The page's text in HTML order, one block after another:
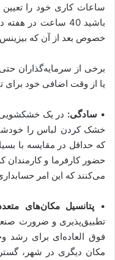
ساعات کاری خود را
باشید 40 ساعت در
خصوص بعد از آن که بیزینس
برخی از سرمایه‌گذاران
یا از وقت اضافی خود
• سادگی: در یک
خشک کردن لباس را
که حداقل در مقایسه با
حضور کارفرما و
می‌کنند که این امر
• پتانسیل مکان‌های
تطبیق‌پذیری و ضرورت
فوق العاده‌ای برای رشد
مکان دیگری در شهر،